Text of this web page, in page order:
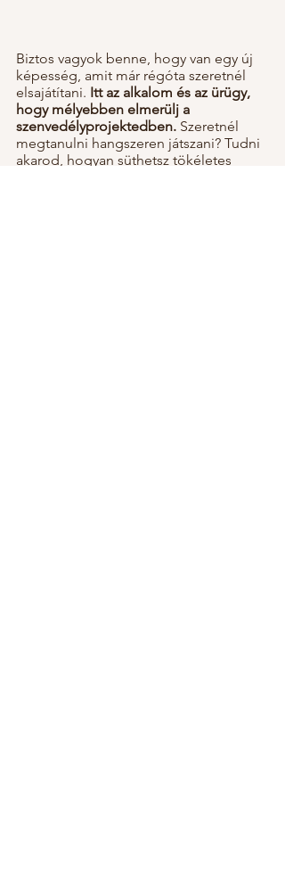
Biztos vagyok benne, hogy van egy új
képesség, amit már régóta szeretnél
elsajátítani. Itt az alkalom és az ürügy,
hogy mélyebben elmerülj a
szenvedélyprojektedben. Szeretnél
megtanulni hangszeren játszani? Tudni
akarod, hogyan süthetsz tökéletes